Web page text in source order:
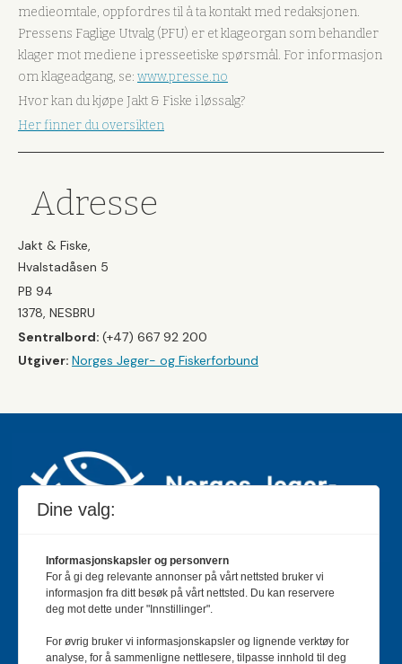
medieomtale, oppfordres til å ta kontakt med redaksjonen.
Pressens Faglige Utvalg (PFU) er et klageorgan som behandler
klager mot mediene i presseetiske spørsmål. For informasjon
om klageadgang, se: www.presse.no
Hvor kan du kjøpe Jakt & Fiske i løssalg?
Her finner du oversikten
Adresse
Jakt & Fiske,
Hvalstadåsen 5
PB 94
1378, NESBRU
Sentralbord: (+47) 667 92 200
Utgiver: Norges Jeger- og Fiskerforbund
Jakt & Fiske er landets største og eldste magasin for
jakt- og fiskeinteresserte med 195 000 månedlige
Bladet er en månedlig publikasjon og utgis av Norges
Dine valg:
Informasjonskapsler og personvern
For å gi deg relevante annonser på vårt nettsted bruker vi
informasjon fra ditt besøk på vårt nettsted. Du kan reservere
deg mot dette under "Innstillinger".
For øvrig bruker vi informasjonskapsler og lignende verktøy for
analyse, for å sammenligne nettlesere, tilpasse innhold til deg